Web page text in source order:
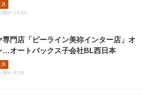
Mon 13:00
専門店「ビーライン美祢インター店」オ
…オートバックス子会社BL西日本
Mon 8:00